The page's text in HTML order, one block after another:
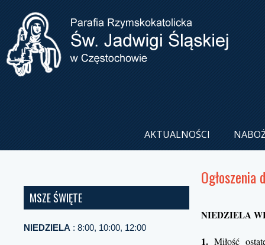
AKTUALNOŚCI
MSZE ŚWIĘTE
NIEDZIELA : 8:00, 10:00, 12:00
NIEDZIELA
1. Miłość